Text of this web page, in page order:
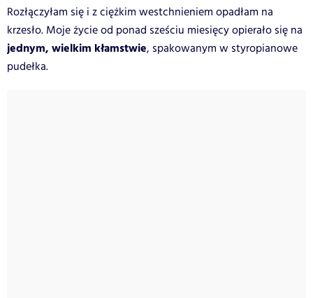
Rozłączyłam się i z ciężkim westchnieniem opadłam na
krzesło. Moje życie od ponad sześciu miesięcy opierało się na
jednym, wielkim kłamstwie, spakowanym w styropianowe
pudełka.